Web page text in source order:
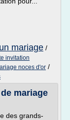
mariage /
invitation
noces d'or /
mariage
des grands-